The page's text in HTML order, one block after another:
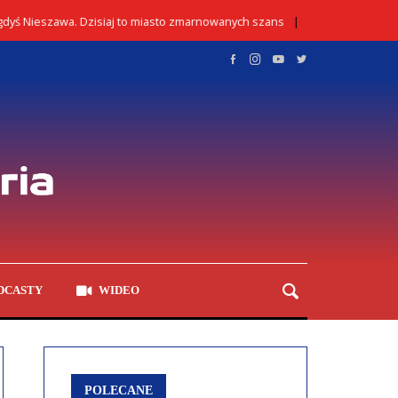
Dzisiaj to miasto zmarnowanych szans
WIDEO
POLECANE